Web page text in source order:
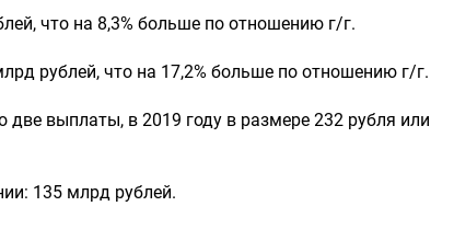
что на 8,3% больше по отношению г/г.
рублей, что на 17,2% больше по отношению г/г.
две выплаты, в 2019 году в размере 232 рубля или
135 млрд рублей.